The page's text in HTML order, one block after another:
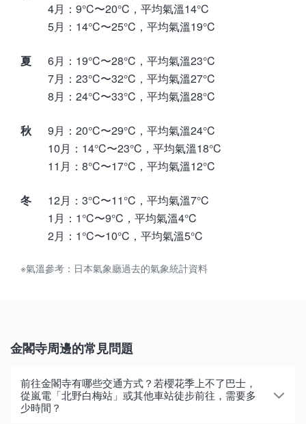
4月：9°C〜20°C，平均氣溫14°C
5月：14°C〜25°C，平均氣溫19°C
夏
6月：19°C〜28°C，平均氣溫23°C
7月：23°C〜32°C，平均氣溫27°C
8月：24°C〜33°C，平均氣溫28°C
秋
9月：20°C〜29°C，平均氣溫24°C
10月：14°C〜23°C，平均氣溫18°C
11月：8°C〜17°C，平均氣溫12°C
冬
12月：3°C〜11°C，平均氣溫7°C
1月：1°C〜9°C，平均氣溫4°C
2月：1°C〜10°C，平均氣溫5°C
※氣溫參考：日本氣象廳過去的氣象統計資料
金閣寺周邊的常見問題
前往金閣寺有哪些交通方式？若櫻花季上不了巴士，
從嵐電「北野白梅站」或其他車站徒步前往，需要多
少時間？